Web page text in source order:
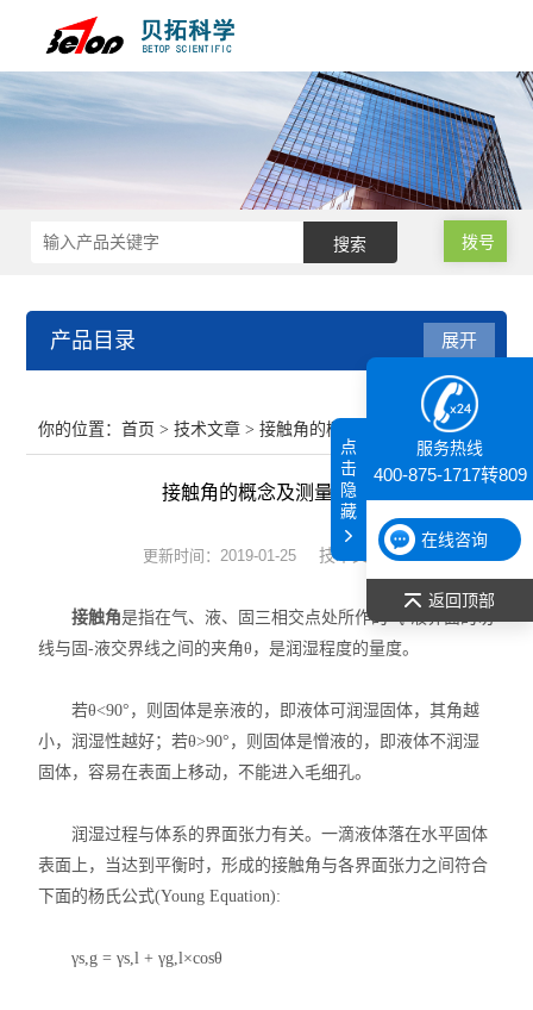
拨号
产品目录
差示/热重/差热/热分析
扫描探针显微镜/原子力
低温恒温器
展开
你的位置：首页 >技术文章 > 接触角的概念及测量方法
接触角的概念及测量方法
更新时间：2019-01-25 技术文章
接触角是指在气、液、固三相交点处所作的气-液界面的切
线与固-液交界线之间的夹角θ，是润湿程度的量度。
若θ<90°，则固体是亲液的，即液体可润湿固体，其角越
小，润湿性越好；若θ>90°，则固体是憎液的，即液体不润湿
固体，容易在表面上移动，不能进入毛细孔。
润湿过程与体系的界面张力有关。一滴液体落在水平固体
表面上，当达到平衡时，形成的接触角与各界面张力之间符合
下面的杨氏公式(Young Equation):
γs,g = γs,l + γg,l×cosθ
服务热线
400-875-1717转809
在线咨询
返回顶部
点
击
隐
藏